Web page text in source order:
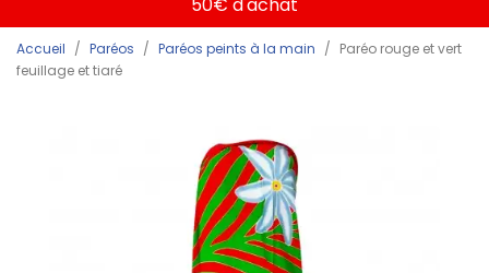
50€ d'achat
Accueil Paréos Paréos peints à la main
Paréo rouge et vert
feuillage et tiaré